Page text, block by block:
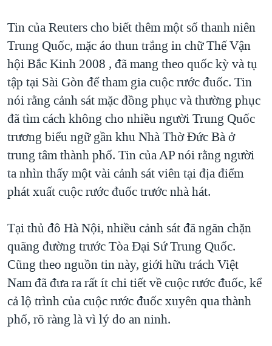
Tin của Reuters cho biết thêm một số thanh niên
Trung Quốc, mặc áo thun trắng in chữ Thế Vận
hội Bắc Kinh 2008 , đã mang theo quốc kỳ và tụ
tập tại Sài Gòn để tham gia cuộc rước đuốc. Tin
nói rằng cảnh sát mặc đồng phục và thường phục
đã tìm cách không cho nhiều người Trung Quốc
trương biểu ngữ gần khu Nhà Thờ Đức Bà ở
trung tâm thành phố. Tin của AP nói rằng người
ta nhìn thấy một vài cảnh sát viên tại địa điểm
phát xuất cuộc rước đuốc trước nhà hát.
Tại thủ đô Hà Nội, nhiều cảnh sát đã ngăn chặn
quãng đường trước Tòa Đại Sứ Trung Quốc.
Cũng theo nguồn tin này, giới hữu trách Việt
Nam đã đưa ra rất ít chi tiết về cuộc rước đuốc, kể
cả lộ trình của cuộc rước đuốc xuyên qua thành
phố, rõ ràng là vì lý do an ninh.